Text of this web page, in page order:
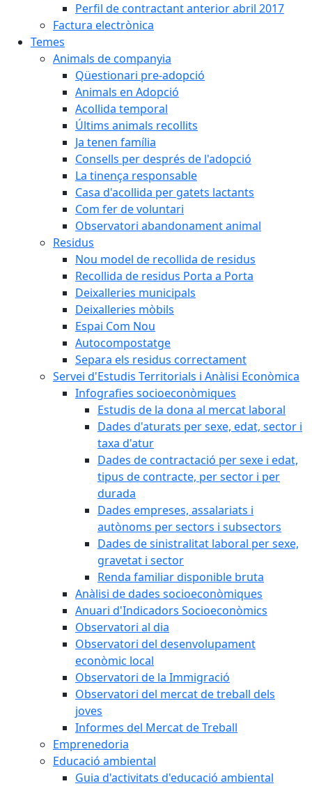
Perfil de contractant anterior abril 2017
Factura electrònica
Temes
Animals de companyia
Qüestionari pre-adopció
Animals en Adopció
Acollida temporal
Últims animals recollits
Ja tenen família
Consells per després de l'adopció
La tinença responsable
Casa d'acollida per gatets lactants
Com fer de voluntari
Observatori abandonament animal
Residus
Nou model de recollida de residus
Recollida de residus Porta a Porta
Deixalleries municipals
Deixalleries mòbils
Espai Com Nou
Autocompostatge
Separa els residus correctament
Servei d'Estudis Territorials i Anàlisi Econòmica
Infografies socioeconòmiques
Estudis de la dona al mercat laboral
Dades d'aturats per sexe, edat, sector i
taxa d'atur
Dades de contractació per sexe i edat,
tipus de contracte, per sector i per
durada
Dades empreses, assalariats i
autònoms per sectors i subsectors
Dades de sinistralitat laboral per sexe,
gravetat i sector
Renda familiar disponible bruta
Anàlisi de dades socioeconòmiques
Anuari d'Indicadors Socioeconòmics
Observatori al dia
Observatori del desenvolupament
econòmic local
Observatori de la Immigració
Observatori del mercat de treball dels
joves
Informes del Mercat de Treball
Emprenedoria
Educació ambiental
Guia d'activitats d'educació ambiental